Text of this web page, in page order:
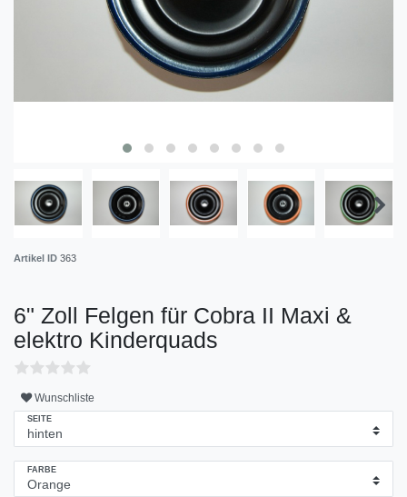
Artikel ID 363
6" Zoll Felgen für Cobra II Maxi &
elektro Kinderquads
Wunschliste
SEITE
FARBE